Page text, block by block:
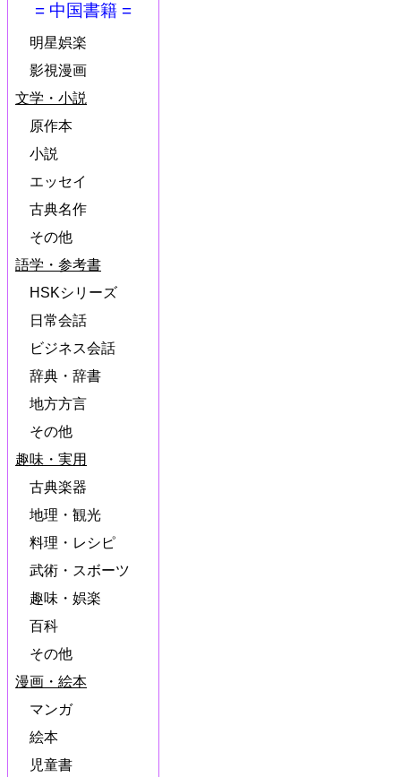
= 中国書籍 =
明星娯楽
影視漫画
文学・小説
原作本
小説
エッセイ
古典名作
その他
語学・参考書
HSKシリーズ
日常会話
ビジネス会話
辞典・辞書
地方方言
その他
趣味・実用
古典楽器
地理・観光
料理・レシピ
武術・スボーツ
趣味・娯楽
百科
その他
漫画・絵本
マンガ
絵本
児童書